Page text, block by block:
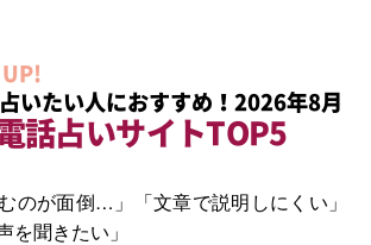
いたい人におすすめ！2026年8月
話占いサイトTOP5
のが面倒…」「文章で説明しにくい」
を聞きたい」